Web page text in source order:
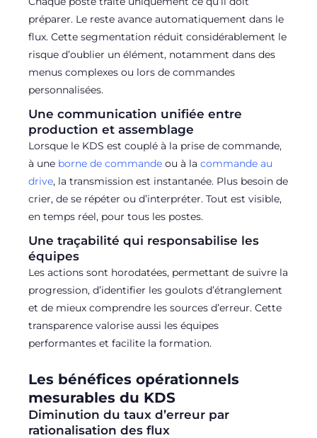
préparer. Le reste avance automatiquement dans le
flux. Cette segmentation réduit considérablement le
risque d’oublier un élément, notamment dans des
menus complexes ou lors de commandes
personnalisées.
Une communication unifiée entre
production et assemblage
Lorsque le KDS est couplé à la prise de commande,
à une borne de commande ou à la commande au
drive, la transmission est instantanée. Plus besoin de
crier, de se répéter ou d’interpréter. Tout est visible,
en temps réel, pour tous les postes.
Une traçabilité qui responsabilise les
équipes
Les actions sont horodatées, permettant de suivre la
progression, d’identifier les goulots d’étranglement
et de mieux comprendre les sources d’erreur. Cette
transparence valorise aussi les équipes
performantes et facilite la formation.
Les bénéfices opérationnels
mesurables du KDS
Diminution du taux d’erreur par
rationalisation des flux